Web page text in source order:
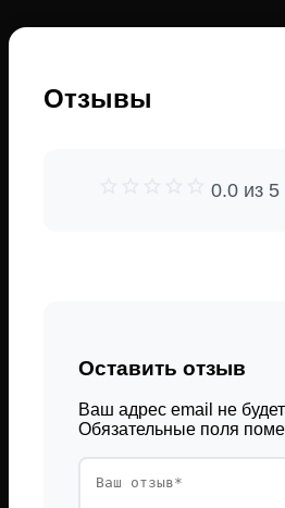
Отзывы
0.0 из
Оставить отзыв
Ваш адрес email не
Обязательные поля